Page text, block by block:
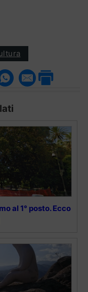
al 1° posto. Ecco